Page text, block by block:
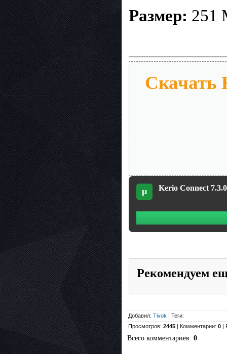
Размер: 251
Скачать
µ Kerio Connect
Рекомендуем
Добавил: Tivok | Теги:
Просмотров: 2445 | Комментарии: 0 |
Всего комментариев: 0